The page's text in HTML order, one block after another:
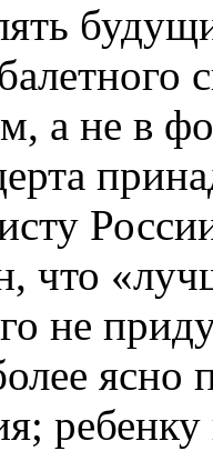
а не в
что
не
ясно